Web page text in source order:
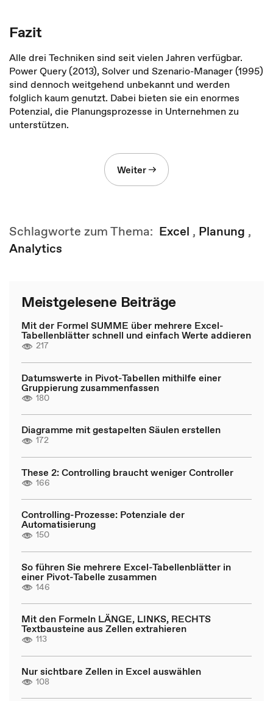
Fazit
Alle drei Techniken sind seit vielen Jahren verfügbar.
Power Query (2013), Solver und Szenario-Manager (1995)
sind dennoch weitgehend unbekannt und werden
folglich kaum genutzt. Dabei bieten sie ein enormes
Potenzial, die Planungsprozesse in Unternehmen zu
unterstützen.
Weiter
Schlagworte zum Thema: Excel , Planung ,
Analytics
Meistgelesene Beiträge
Mit der Formel SUMME über mehrere Excel-
Tabellenblätter schnell und einfach Werte addieren
217
Datumswerte in Pivot-Tabellen mithilfe einer
Gruppierung zusammenfassen
180
Diagramme mit gestapelten Säulen erstellen
172
These 2: Controlling braucht weniger Controller
166
Controlling-Prozesse: Potenziale der
Automatisierung
150
So führen Sie mehrere Excel-Tabellenblätter in
einer Pivot-Tabelle zusammen
146
Mit den Formeln LÄNGE, LINKS, RECHTS
Textbausteine aus Zellen extrahieren
113
Nur sichtbare Zellen in Excel auswählen
108